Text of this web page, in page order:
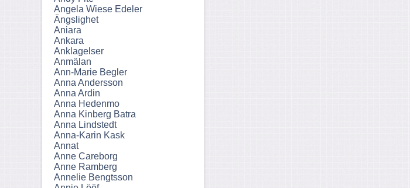
Angela Wiese Edeler
Ängslighet
Aniara
Ankara
Anklagelser
Anmälan
Ann-Marie Begler
Anna Andersson
Anna Ardin
Anna Hedenmo
Anna Kinberg Batra
Anna Lindstedt
Anna-Karin Kask
Annat
Anne Careborg
Anne Ramberg
Annelie Bengtsson